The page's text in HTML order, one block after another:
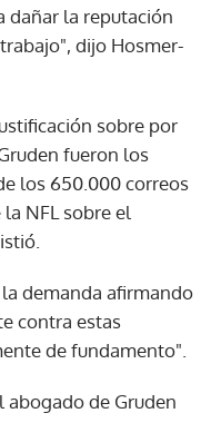
dañar la reputación
dijo Hosmer-
sobre por
fueron los
los 650.000 correos
NFL sobre el
demanda afirmando
contra estas
de fundamento".
abogado de Gruden